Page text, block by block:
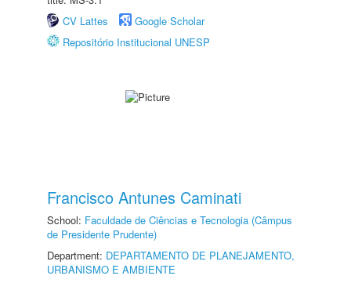
CV Lattes
Google Scholar
Repositório Institucional UNESP
Francisco Antunes Caminati
School: Faculdade de Ciências e Tecnologia (Câmpus
de Presidente Prudente)
Department: DEPARTAMENTO DE PLANEJAMENTO,
URBANISMO E AMBIENTE